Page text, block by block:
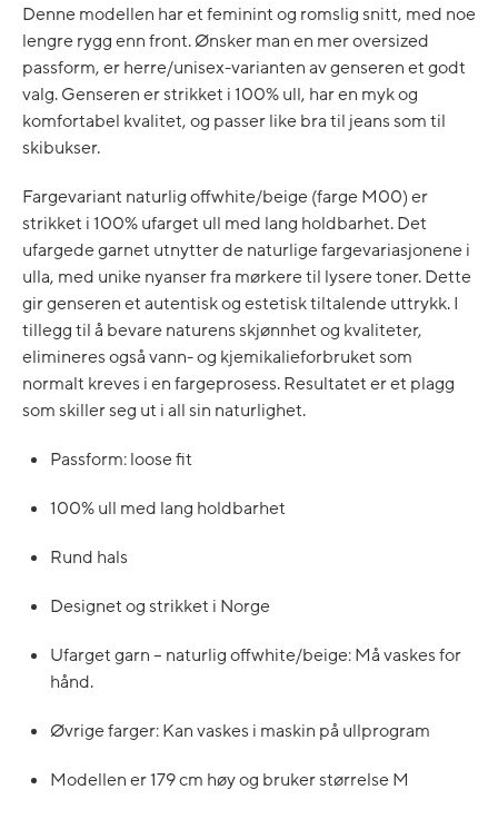
Denne modellen har et feminint og romslig snitt, med noe
lengre rygg enn front. Ønsker man en mer oversized
passform, er herre/unisex-varianten av genseren et godt
valg. Genseren er strikket i 100% ull, har en myk og
komfortabel kvalitet, og passer like bra til jeans som til
skibukser.
Fargevariant naturlig offwhite/beige (farge M00) er
strikket i 100% ufarget ull med lang holdbarhet. Det
ufargede garnet utnytter de naturlige fargevariasjonene i
ulla, med unike nyanser fra mørkere til lysere toner. Dette
gir genseren et autentisk og estetisk tiltalende uttrykk. I
tillegg til å bevare naturens skjønnhet og kvaliteter,
elimineres også vann- og kjemikalieforbruket som
normalt kreves i en fargeprosess. Resultatet er et plagg
som skiller seg ut i all sin naturlighet.
Passform: loose fit
100% ull med lang holdbarhet
Rund hals
Designet og strikket i Norge
Ufarget garn – naturlig offwhite/beige: Må vaskes for
hånd.
Øvrige farger: Kan vaskes i maskin på ullprogram
Modellen er 179 cm høy og bruker størrelse M